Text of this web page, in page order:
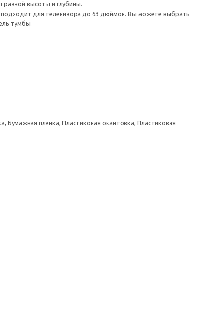
высоты и глубины.
для телевизора до 63 дюймов. Вы можете выбрать
тумбы.
пленка, Пластиковая окантовка, Пластиковая